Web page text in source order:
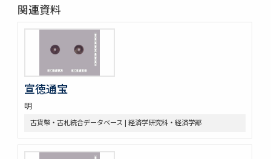
関連資料
宣徳通宝
明
古貨幣・古札統合データベース | 経済学研究科・経済学部